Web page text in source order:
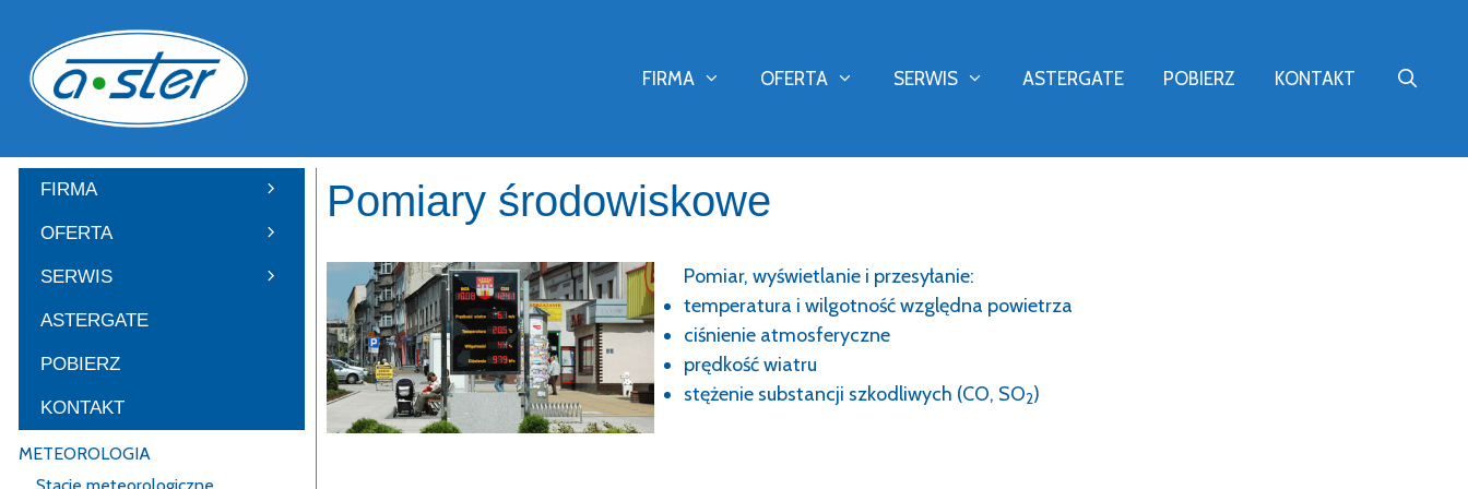
treści
FIRMA OFERTA SERWIS ASTERGATE POBIERZ KONTAKT
Pomiary środowiskowe
Pomiar, wyświetlanie i przesyłanie:
temperatura i wilgotność względna powietrza
ciśnienie atmosferyczne
prędkość wiatru
stężenie substancji szkodliwych (CO, SO2)
FIRMA
OFERTA
SERWIS
ASTERGATE
POBIERZ
KONTAKT
METEOROLOGIA